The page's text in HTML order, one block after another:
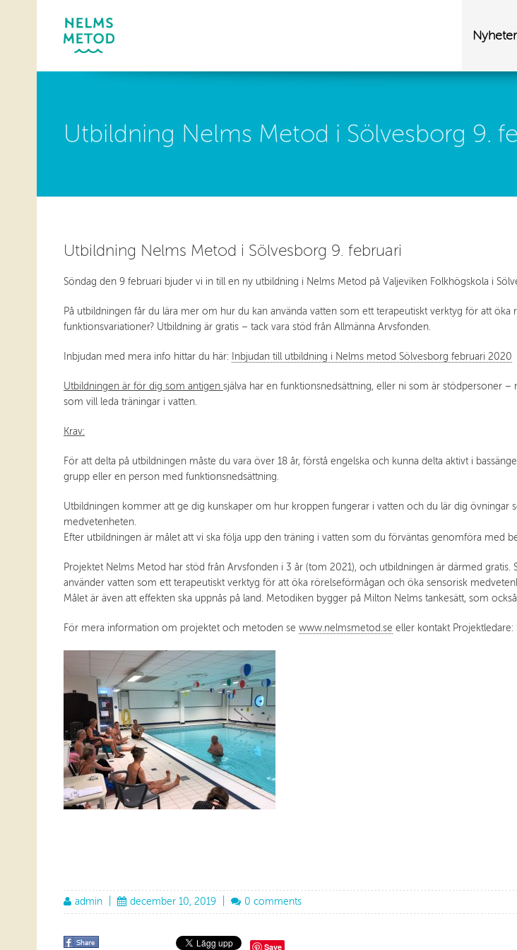
Nyheter
Utbildning Nelms Metod i Sölvesborg 9.
Utbildning Nelms Metod i Sölvesborg 9. februari
Söndag den 9 februari bjuder vi in till en ny utbildning i Nelms Metod på Valjeviken Folkhögskola i
På utbildningen får du lära mer om hur du kan använda vatten som ett terapeutiskt verktyg för att
funktionsvariationer? Utbildning är gratis – tack vara stöd från Allmänna Arvsfonden.
Inbjudan med mera info hittar du här: Inbjudan till utbildning i Nelms metod Sölvesborg februari 2020
Utbildningen är för dig som antigen själva har en funktionsnedsättning, eller ni som är stödpersoner –
som vill leda träningar i vatten.
Krav:
För att delta på utbildningen måste du vara över 18 år, förstå engelska och kunna delta aktivt i
grupp eller en person med funktionsnedsättning.
Utbildningen kommer att ge dig kunskaper om hur kroppen fungerar i vatten och du lär dig övningar
medvetenheten.
Efter utbildningen är målet att vi ska följa upp den träning i vatten som du förväntas genomföra med
Projektet Nelms Metod har stöd från Arvsfonden i 3 år (tom 2021), och utbildningen är därmed
använder vatten som ett terapeutiskt verktyg för att öka rörelseförmågan och öka sensorisk
Målet är även att effekten ska uppnås på land. Metodiken bygger på Milton Nelms tankesätt, som
För mera information om projektet och metoden se www.nelmsmetod.se eller kontakt Projektledare:
admin december 10, 2019 0 comments
Save